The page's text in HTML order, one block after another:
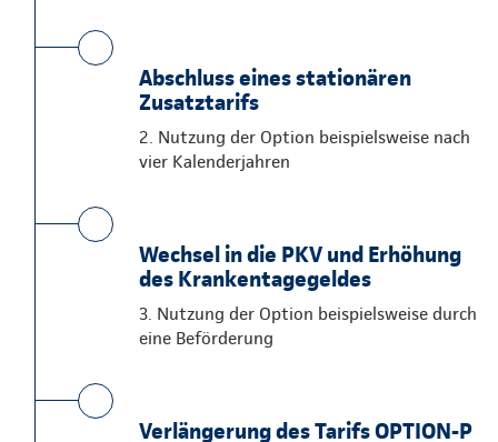
Abschluss eines stationären
Zusatztarifs
2. Nutzung der Option beispielsweise nach
vier Kalenderjahren
Wechsel in die PKV und Erhöhung
des Krankentagegeldes
3. Nutzung der Option beispielsweise durch
eine Beförderung
Verlängerung des Tarifs OPTION-P